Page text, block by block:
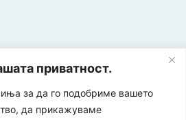
приватност.
за да го подобриме вашето
да прикажуваме